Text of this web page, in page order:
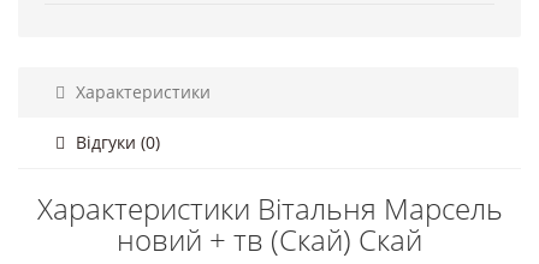
Характеристики
Відгуки (0)
Характеристики Вітальня Марсель
новий + тв (Скай) Скай